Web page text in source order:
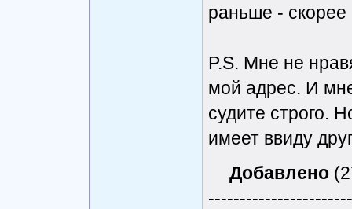
раньше - скорее
P.S. Мне не
мой адрес. И
судите строго.
имеет ввиду
Добавлено